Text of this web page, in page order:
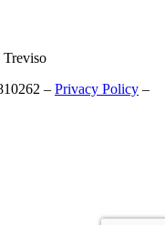
– Privacy Policy –